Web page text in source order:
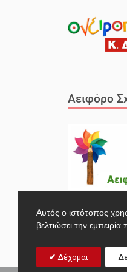
Αειφόρο
Επικοινωνία
Αυτός ο ιστότοπος
βελτιώσει την
Δέχομαι